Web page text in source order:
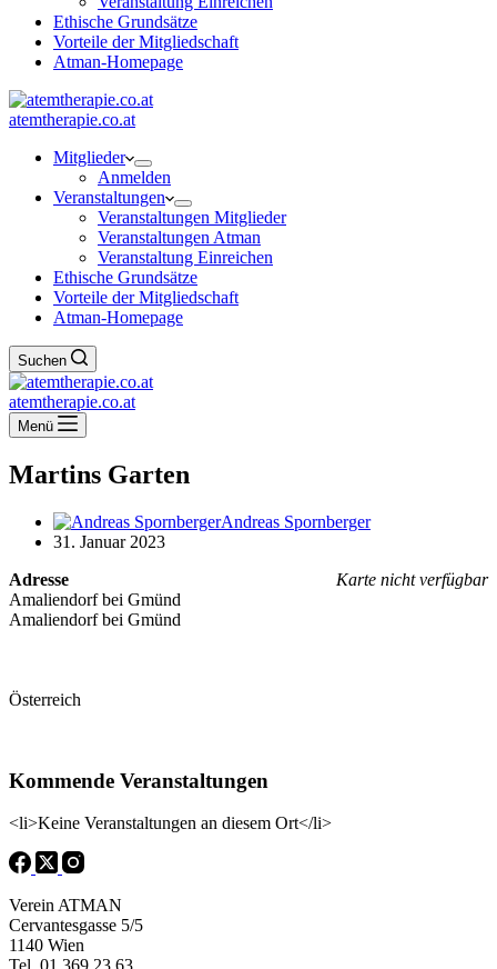
Ethische Grundsätze
Vorteile der Mitgliedschaft
Atman-Homepage
atemtherapie.co.at
Mitglieder
Anmelden
Veranstaltungen
Veranstaltungen Mitglieder
Veranstaltungen Atman
Veranstaltung Einreichen
Ethische Grundsätze
Vorteile der Mitgliedschaft
Atman-Homepage
Suchen
atemtherapie.co.at
Menü
Martins Garten
Andreas Spornberger
31. Januar 2023
Karte nicht verfügbar
Adresse
Amaliendorf bei Gmünd
Amaliendorf bei Gmünd
Österreich
Kommende Veranstaltungen
<li>Keine Veranstaltungen an diesem Ort</li>
Verein ATMAN
Cervantesgasse 5/5
1140 Wien